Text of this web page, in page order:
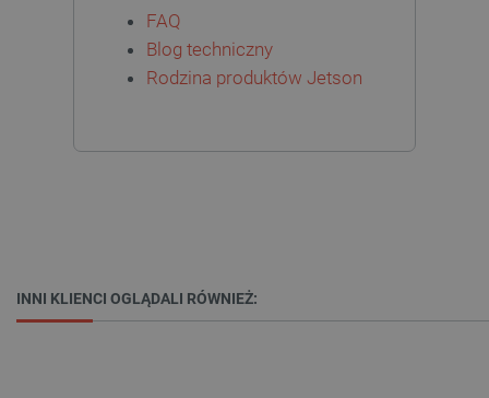
FAQ
Blog techniczny
Rodzina produktów Jetson
INNI KLIENCI OGLĄDALI RÓWNIEŻ: